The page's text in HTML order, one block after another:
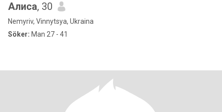
Алиса, 30
Nemyriv, Vinnytsya, Ukraina
Söker: Man 27 - 41